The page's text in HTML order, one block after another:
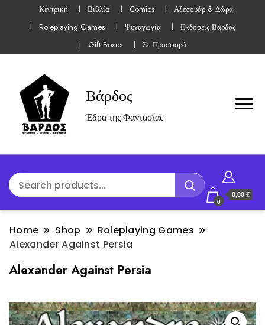
Κεντρική Βιβλία Comics
Αξεσουάρ & Δώρα
Roleplaying Games
Ψυχαγωγία
Εκδόσεις Βάρδος
Gift Boxes
Σε Προσφορά
Βάρδος
Έδρα της Φαντασίας
0
0,00 €
Home Shop
Roleplaying Games
Alexander Against Persia
Alexander Against Persia